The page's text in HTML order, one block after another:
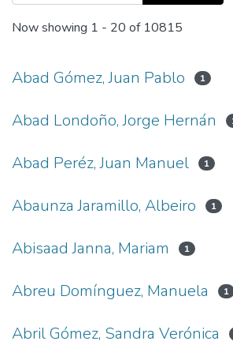
Now showing 1 - 20 of 10815
Abad Gómez, Juan Pablo 1
Abad Londoño, Jorge Hernán
Abad Peréz, Juan Manuel 1
Abaunza Jaramillo, Albeiro 1
Abisaad Janna, Mariam 1
Abreu Domínguez, Manuela 1
Abril Gómez, Sandra Verónica